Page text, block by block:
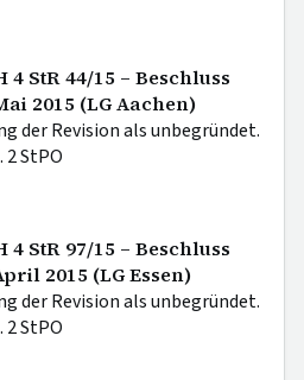
4 StR 44/15 – Beschluss
2015 (LG Aachen)
der Revision als unbegründet.
2 StPO
4 StR 97/15 – Beschluss
2015 (LG Essen)
der Revision als unbegründet.
2 StPO